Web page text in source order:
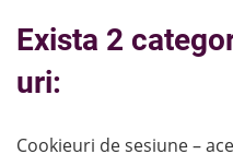
Exista 2
uri:
Cookieuri de sesiune –